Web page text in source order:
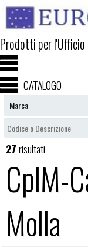
Prodotti per
CATALOGO
27risultati
CplM-
Molla